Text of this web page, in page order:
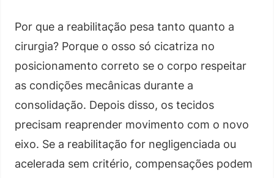
Por que a reabilitação pesa tanto quanto a
cirurgia? Porque o osso só cicatriza no
posicionamento correto se o corpo respeitar
as condições mecânicas durante a
consolidação. Depois disso, os tecidos
precisam reaprender movimento com o novo
eixo. Se a reabilitação for negligenciada ou
acelerada sem critério, compensações podem